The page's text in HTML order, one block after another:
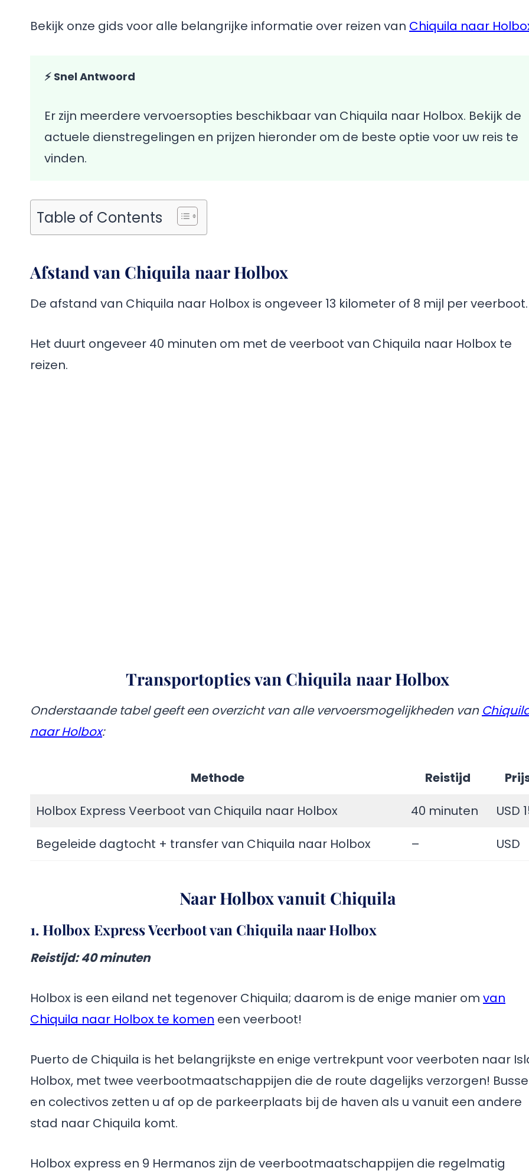
Bekijk onze gids voor alle belangrijke informatie over reizen van Chiquila naar
⚡ Snel Antwoord
Er zijn meerdere vervoersopties beschikbaar van Chiquila naar Holbox. Bekijk de
actuele dienstregelingen en prijzen hieronder om de beste optie voor uw reis te
vinden.
Table of Contents
Afstand van Chiquila naar Holbox
De afstand van Chiquila naar Holbox is ongeveer 13 kilometer of 8 mijl per veerboot.
Het duurt ongeveer 40 minuten om met de veerboot van Chiquila naar Holbox te
reizen.
Transportopties van Chiquila naar Holbox
Onderstaande tabel geeft een overzicht van alle vervoersmogelijkheden van
naar Holbox:
Methode Reistijd
Holbox Express Veerboot van Chiquila naar Holbox
40 minuten
USD
Begeleide dagtocht + transfer van Chiquila naar Holbox
– USD
Naar Holbox vanuit Chiquila
1. Holbox Express Veerboot van Chiquila naar Holbox
Reistijd: 40 minuten
Holbox is een eiland net tegenover Chiquila; daarom is de enige manier om van
Chiquila naar Holbox te komen een veerboot!
Puerto de Chiquila is het belangrijkste en enige vertrekpunt voor veerboten naar
Holbox, met twee veerbootmaatschappijen die de route dagelijks verzorgen!
en colectivos zetten u af op de parkeerplaats bij de haven als u vanuit een andere
stad naar Chiquila komt.
Holbox express en 9 Hermanos zijn de veerbootmaatschappijen die regelmatig